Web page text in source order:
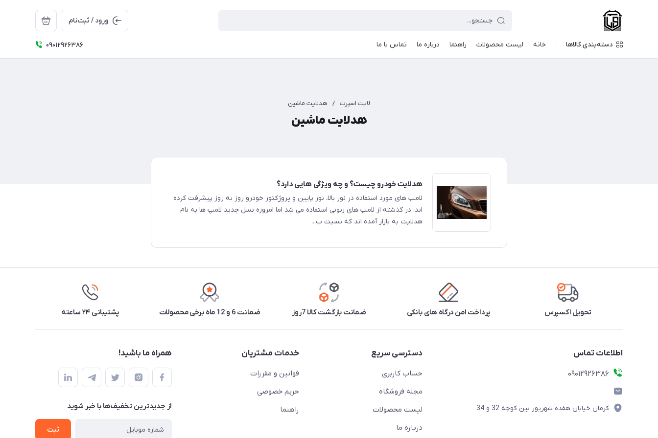
ورود / ثبت‌نام
دسته‌بندی کالاها خانه لیست محصولات راهنما درباره ما تماس با ما 09012926386
لایت اسپرت / هدلایت ماشین
هدلایت ماشین
هدلایت خودرو چیست؟ و چه ویژگی هایی دارد؟
لامپ های مورد استفاده در نور بالا، نور پایین و پروژکتور خودرو روز به روز پیشرفت کرده
اند. در گذشته از لامپ های زنونی استفاده می شد اما امروزه نسل جدید لامپ ها به نام
هدلایت به بازار آمده اند که نسبت ب...
تحویل اکسپرس پرداخت امن درگاه های بانکی ضمانت بازگشت کالا 7روز ضمانت 6 و 12 ماه برخی محصولات پشتیبانی ۲۴ ساعته
اطلاعات تماس
09012926386
کرمان خیابان هفده شهریور بین کوچه 32 و 34
دسترسی سریع
حساب کاربری
مجله فروشگاه
لیست محصولات
درباره ما
خدمات مشتریان
قوانین و مقررات
حریم خصوصی
راهنما
همراه ما باشید!
از جدید‌ترین تخفیف‌ها با‌ خبر شوید
ثبت